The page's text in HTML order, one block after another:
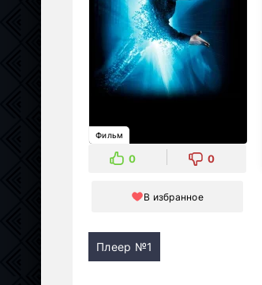
Фильм
0 0
В избранное
Плеер №1